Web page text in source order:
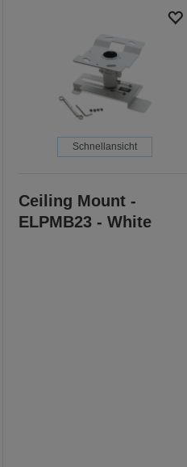
Schnellansicht
Ceiling Mount -
ELPMB23 - White